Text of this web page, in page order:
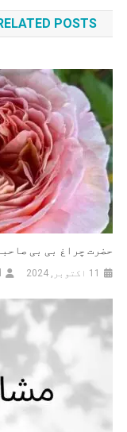
نیویگیشن
POSTS
حضرت چراغ بی بی
11 اکتوبر, 2024